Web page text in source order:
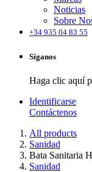
Noticias
Sobre
+34 935 04 83 55
Síganos
Haga clic aquí
Identificarse
Contáctenos
All products
Sanidad
Bata Sanitaria
Sanidad